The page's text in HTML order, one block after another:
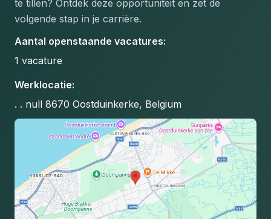
te tillen? Ontdek deze opportuniteit en zet de
volgende stap in je carrière.
Aantal openstaande vacatures:
1 vacature
Werklocatie:
. . null 8670 Oostduinkerke, Belgium